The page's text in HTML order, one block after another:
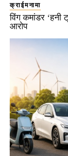
क्राईमनामा
विंग कमांडर ‘हनी
आरोप